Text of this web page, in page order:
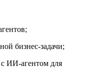
бизнес-задачи;
ИИ-агентом для